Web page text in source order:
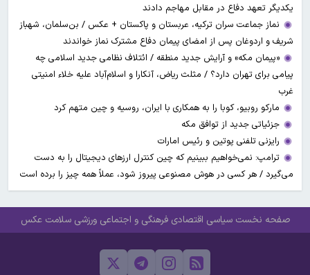
یکدیگر تعهد دفاع در مقابل مهاجم دادند
نماز جماعت سران ترکیه، عربستان و پاکستان + عکس / بن‌سلمان، شهباز
شریف و اردوغان پس از امضای پیمان دفاع مشترک نماز خواندند
«پیمان مکه» و آرایش جدید منطقه / ائتلاف نظامی جدید اسلامی چه
پیامی برای تهران دارد؟ / مثلث ریاض، آنکارا و اسلام‌آباد علیه خلاء امنیتی
غرب
مارکو روبیو، کوبا را به همکاری با ایران، روسیه و چین متهم کرد
جزئیاتی جدید از توافق مکه
رایزنی تلفنی پوتین و رئیس امارات
ترامپ: نمی‌خواهیم ببینیم که چین کنترل ارز‌های دیجیتال را به دست
می‌گیرد / هر کسی در هوش مصنوعی پیروز شود، عملاً همه چیز را برده است
صفحه نخست سیاسی اقتصادی فرهنگی و اجتماعی ورزشی سلامت عکس